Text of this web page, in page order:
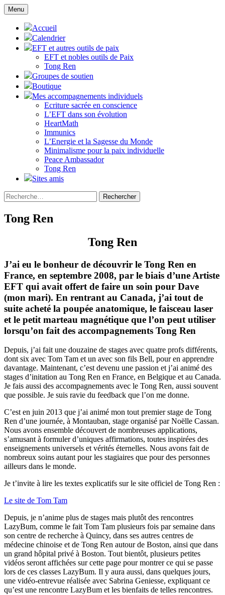
Aller
au
contenu
Wisdom of Being
Sagesse en soi
Menu
Accueil
Calendrier
EFT et autres outils de paix
EFT et nobles outils de Paix
Tong Ren
Groupes de soutien
Boutique
Mes accompagnements individuels
Ecriture sacrée en conscience
L’EFT dans son évolution
HeartMath
Immunics
L’Energie et la Sagesse du Monde
Minimalisme pour la paix individuelle
Peace Ambassador
Tong Ren
Sites amis
Rechercher :
Tong Ren
Tong Ren
J’ai eu le bonheur de découvrir le Tong Ren en
France, en septembre 2008, par le biais d’une Artiste
EFT qui avait offert de faire un soin pour Dave
(mon mari). En rentrant au Canada, j’ai tout de
suite acheté la poupée anatomique, le faisceau laser
et le petit marteau magnétique que l’on peut utiliser
lorsqu’on fait des accompagnements Tong Ren
Depuis, j’ai fait une douzaine de stages avec quatre profs différents,
dont six avec Tom Tam et un avec son fils Bell, pour en apprendre
davantage. Maintenant, c’est devenu une passion et j’ai animé des
stages d’initation au Tong Ren en France, en Belgique et au Canada.
Je fais aussi des accompagnements avec le Tong Ren, aussi souvent
que possible. Je suis ravie du feedback que l’on me donne.
C’est en juin 2013 que j’ai animé mon tout premier stage de Tong
Ren d’une journée, à Montauban, stage organisé par Noëlle Cassan.
Nous avons ensemble découvert de nombreuses applications,
s’amusant à formuler d’uniques affirmations, toutes inspirées des
enseignements universels et vérités éternelles. Nous avons fait de
nombreux soins autant pour les stagiaires que pour des personnes
ailleurs dans le monde.
Je t’invite à lire les textes explicatifs sur le site officiel de Tong Ren :
Le site de Tom Tam
Depuis, je n’anime plus de stages mais plutôt des rencontres
LazyBum, comme le fait Tom Tam plusieurs fois par semaine dans
son centre de recherche à Quincy, dans ses autres centres de
médecine chinoise et de Tong Ren autour de Boston, ainsi que dans
un grand hôpital privé à Boston. Tout bientôt, plusieurs petites
vidéos seront affichées sur cette page pour montrer ce qui se passe
lors de ces classes LazyBum. Il y aura aussi, dans quelques jours,
une vidéo-entrevue réalisée avec Sabrina Geniesse, expliquant ce
qu’est une rencontre LazyBum et les bienfaits de telles rencontres.